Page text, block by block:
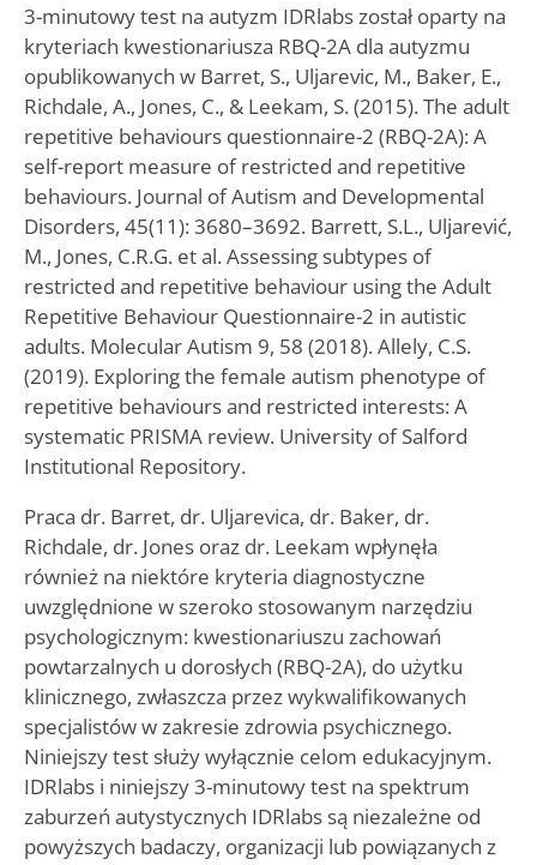
3-minutowy test na autyzm IDRlabs został oparty na
kryteriach kwestionariusza RBQ-2A dla autyzmu
opublikowanych w Barret, S., Uljarevic, M., Baker, E.,
Richdale, A., Jones, C., & Leekam, S. (2015). The adult
repetitive behaviours questionnaire-2 (RBQ-2A): A
self-report measure of restricted and repetitive
behaviours. Journal of Autism and Developmental
Disorders, 45(11): 3680–3692. Barrett, S.L., Uljarević,
M., Jones, C.R.G. et al. Assessing subtypes of
restricted and repetitive behaviour using the Adult
Repetitive Behaviour Questionnaire-2 in autistic
adults. Molecular Autism 9, 58 (2018). Allely, C.S.
(2019). Exploring the female autism phenotype of
repetitive behaviours and restricted interests: A
systematic PRISMA review. University of Salford
Institutional Repository.
Praca dr. Barret, dr. Uljarevica, dr. Baker, dr.
Richdale, dr. Jones oraz dr. Leekam wpłynęła
również na niektóre kryteria diagnostyczne
uwzględnione w szeroko stosowanym narzędziu
psychologicznym: kwestionariuszu zachowań
powtarzalnych u dorosłych (RBQ-2A), do użytku
klinicznego, zwłaszcza przez wykwalifikowanych
specjalistów w zakresie zdrowia psychicznego.
Niniejszy test służy wyłącznie celom edukacyjnym.
IDRlabs i niniejszy 3-minutowy test na spektrum
zaburzeń autystycznych IDRlabs są niezależne od
powyższych badaczy, organizacji lub powiązanych z